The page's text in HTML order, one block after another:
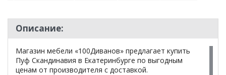
Описание:
Магазин мебели «100Диванов» предлагает купить
Пуф Скандинавия в Екатеринбурге по выгодным
ценам от производителя с доставкой.